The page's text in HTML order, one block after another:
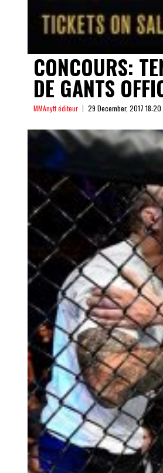
CONCOURS:
DE GANTS
MMAnytt éditeur 29 December, 2017 18:20